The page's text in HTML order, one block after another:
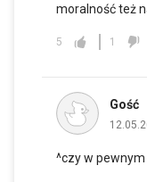
moralność też
5 1
Gość
^czy w